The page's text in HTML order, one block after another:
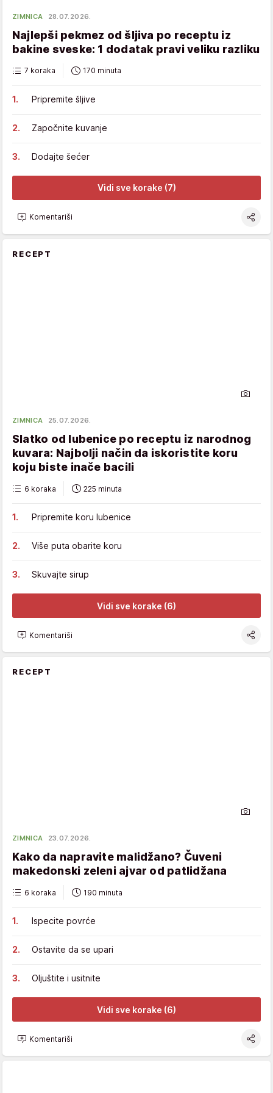
ZIMNICA 28.07.2026.
Najlepši pekmez od šljiva po receptu iz
bakine sveske: 1 dodatak pravi veliku razliku
7 koraka 170 minuta
Pripremite šljive
Započnite kuvanje
Dodajte šećer
Vidi sve korake (7)
Komentariši
RECEPT
ZIMNICA 25.07.2026.
Slatko od lubenice po receptu iz narodnog
kuvara: Najbolji način da iskoristite koru
koju biste inače bacili
6 koraka 225 minuta
Pripremite koru lubenice
Više puta obarite koru
Skuvajte sirup
Vidi sve korake (6)
Komentariši
RECEPT
ZIMNICA 23.07.2026.
Kako da napravite malidžano? Čuveni
makedonski zeleni ajvar od patlidžana
6 koraka 190 minuta
Ispecite povrće
Ostavite da se upari
Oljuštite i usitnite
Vidi sve korake (6)
Komentariši